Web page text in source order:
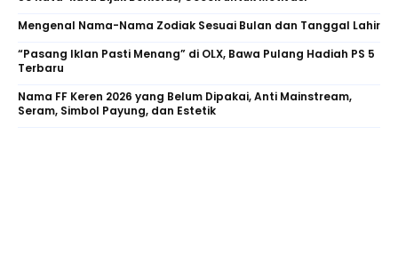
Mengenal Nama-Nama Zodiak Sesuai Bulan dan Tanggal Lahir
“Pasang Iklan Pasti Menang” di OLX, Bawa Pulang Hadiah PS 5
Terbaru
Nama FF Keren 2026 yang Belum Dipakai, Anti Mainstream,
Seram, Simbol Payung, dan Estetik